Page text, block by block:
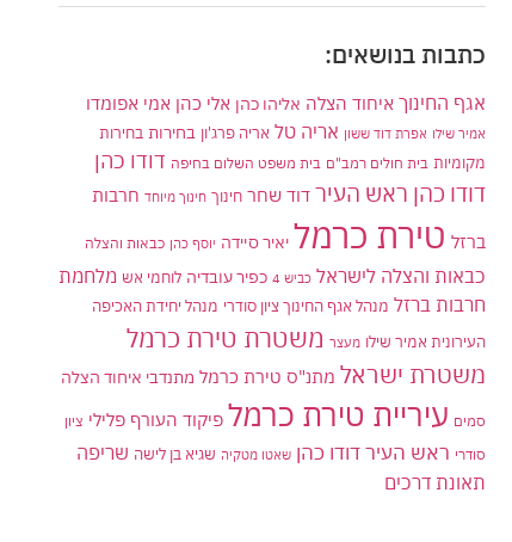
כתבות בנושאים:
אגף החינוך איחוד הצלה אליהו כהן אלי כהן אמי אפומדו
אמיר שילו אפרת דוד ששון אריה טל אריה פרג'ון בחירות בחירות
מקומיות בית חולים רמב"ם בית משפט השלום בחיפה דודו כהן
דודו כהן ראש העיר דוד שחר חינוך חינוך מיוחד חרבות
ברזל טירת כרמל יאיר סיידה יוסף כהן כבאות והצלה
כבאות והצלה לישראל כביש 4 כפיר עובדיה לוחמי אש מלחמת
חרבות ברזל מנהל אגף החינוך ציון סודרי מנהל יחידת האכיפה
העירונית אמיר שילו מעצר משטרת טירת כרמל
משטרת ישראל מתנ"ס טירת כרמל מתנדבי איחוד הצלה
סמים עיריית טירת כרמל פיקוד העורף פלילי ציון
סודרי ראש העיר דודו כהן שאטו מטקיה שגיא בן לישה שריפה
תאונת דרכים